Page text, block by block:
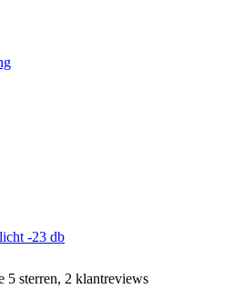
-23 db
5 sterren, 2 klantreviews